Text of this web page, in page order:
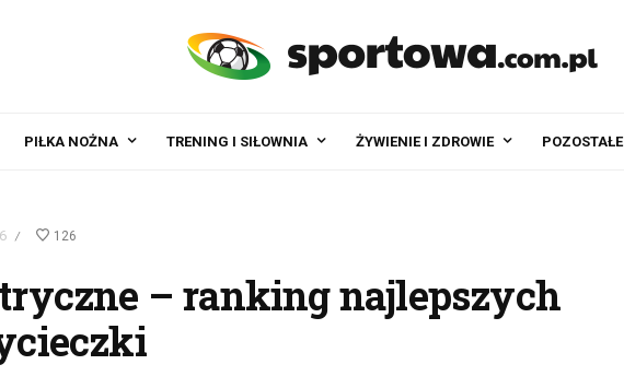
PIŁKA NOŻNA TRENING I SIŁOWNIA ŻYWIENIE I ZDROWIE POZOSTAŁE
/ 126
– ranking najlepszych